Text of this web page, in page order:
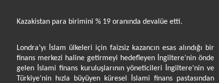
Kazakistan para birimini % 19 oranında devalüe etti.
Londra’yı İslam ülkeleri için faizsiz kazancın esas alındığı bir
finans merkezi haline getirmeyi hedefleyen İngiltere’nin önde
gelen İslami finans kuruluşlarının yöneticileri İngiltere’nin ve
Türkiye’nin hızla büyüyen küresel İslami finans pastasından